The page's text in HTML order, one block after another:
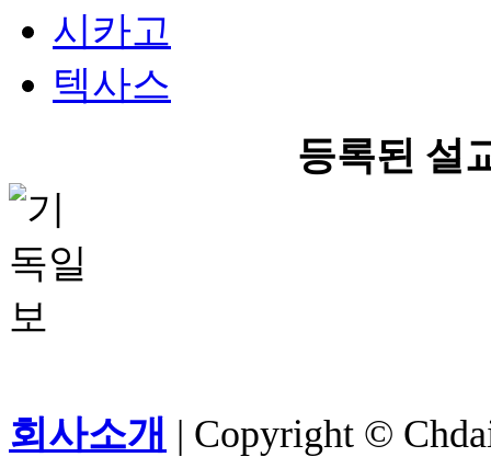
시카고
텍사스
등록된 설
회사소개 | Copyright ©